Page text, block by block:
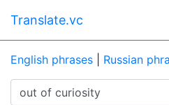
Translate.vc
English phrases Russian